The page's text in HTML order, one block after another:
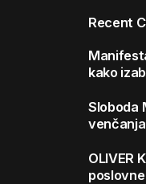
Recent
kako
Sloboda
venčanja
OLIVER